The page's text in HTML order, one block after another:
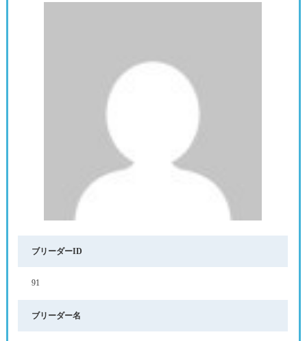
ブリーダーID
91
ブリーダー名